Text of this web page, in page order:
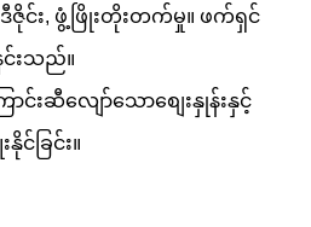
ဇိုင်း, ဖွံ့ဖြိုးတိုးတက်မှု။ ဖက်ရှင်
င်းသည်။
ာင်းဆီလျော်သောစျေးနှုန်းနှင့်
င်ခြင်း။